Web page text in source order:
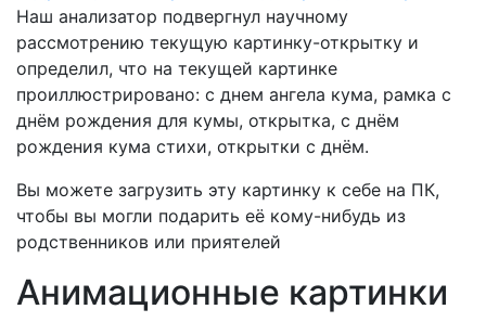
Наш анализатор подвергнул научному
рассмотрению текущую картинку-открытку и
определил, что на текущей картинке
проиллюстрировано: с днем ангела кума, рамка с
днём рождения для кумы, открытка, с днём
рождения кума стихи, открытки с днём.
Вы можете загрузить эту картинку к себе на ПК,
чтобы вы могли подарить её кому-нибудь из
родственников или приятелей
Анимационные картинки